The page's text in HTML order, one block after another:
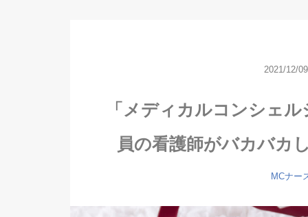
2021/12/09
「メディカルコンシェ
員の看護師がバカバカ
MCナー